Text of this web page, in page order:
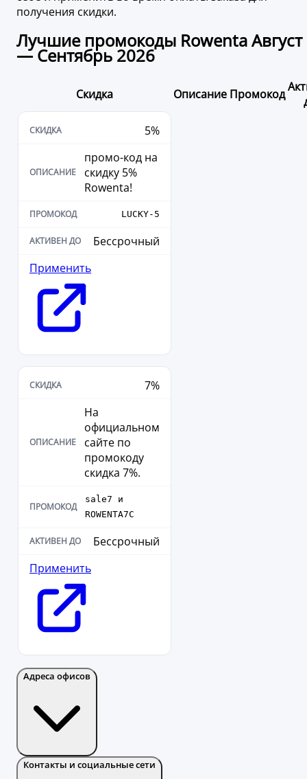
получения скидки.
Лучшие промокоды Rowenta Август
— Сентябрь 2026
Скидка Описание Промокод
5%
промо-код на
скидку 5%
Rowenta!
LUCKY-5
Бессрочный
Применить
7%
На
официальном
сайте по
промокоду
скидка 7%.
sale7 и
ROWENTA7C
Бессрочный
Применить
Адреса офисов
Контакты и социальные сети